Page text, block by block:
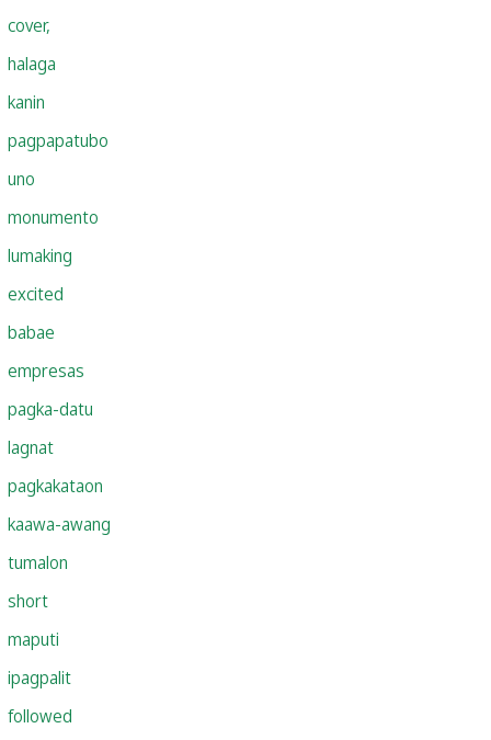
cover,
halaga
kanin
pagpapatubo
uno
monumento
lumaking
excited
babae
empresas
pagka-datu
lagnat
pagkakataon
kaawa-awang
tumalon
short
maputi
ipagpalit
followed